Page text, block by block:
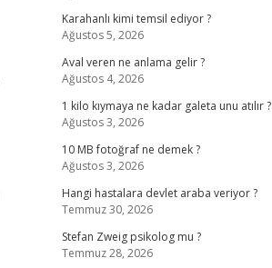
Karahanlı kimi temsil ediyor ?
Ağustos 5, 2026
Aval veren ne anlama gelir ?
Ağustos 4, 2026
1 kilo kıymaya ne kadar galeta unu atılır ?
Ağustos 3, 2026
10 MB fotoğraf ne demek ?
Ağustos 3, 2026
Hangi hastalara devlet araba veriyor ?
Temmuz 30, 2026
Stefan Zweig psikolog mu ?
Temmuz 28, 2026